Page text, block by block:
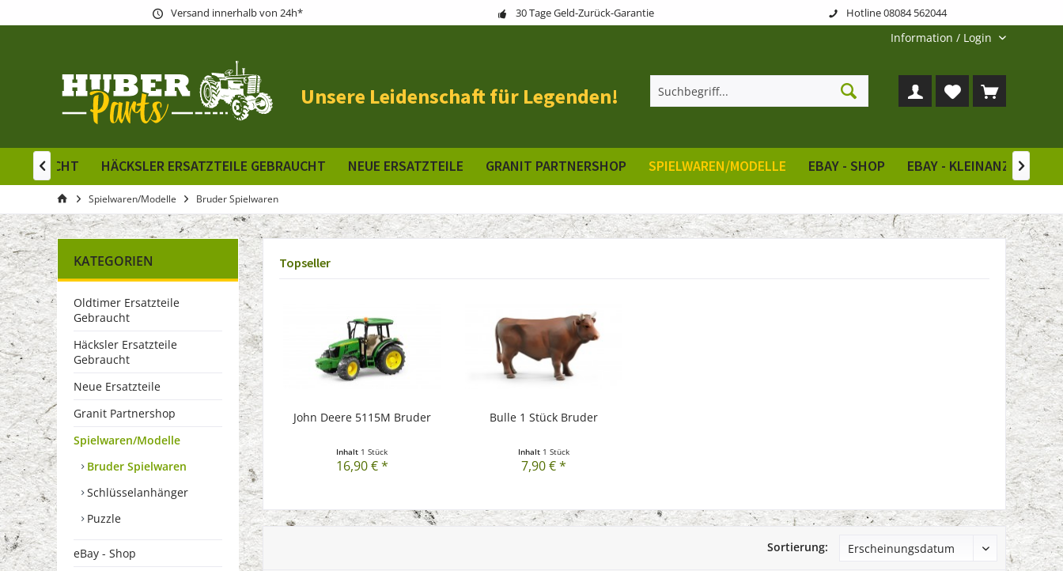
Versand innerhalb von 24h* 30 Tage Geld-Zurück-Garantie Hotline 08084 562044
Information / Login
Unsere Leidenschaft für Legenden!
HÄCKSLER ERSATZTEILE GEBRAUCHT NEUE ERSATZTEILE GRANIT PARTNERSHOP SPIELWAREN/MODELLE EBAY - SHOP EBAY - KLEINANZEIGEN
 
Spielwaren/Modelle Bruder Spielwaren
KATEGORIEN
Oldtimer Ersatzteile
Gebraucht
Häcksler Ersatzteile
Gebraucht
Neue Ersatzteile
Granit Partnershop
Spielwaren/Modelle
Bruder Spielwaren
Schlüsselanhänger
Puzzle
eBay - Shop
Topseller
John Deere 5115M Bruder
Inhalt 1 Stück
16,90 € *
Bulle 1 Stück Bruder
Inhalt 1 Stück
7,90 € *
Sortierung: